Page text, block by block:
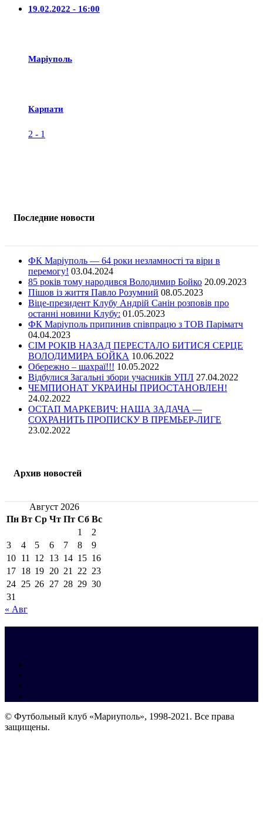
19.02.2022 - 16:00
Маріуполь
Карпати
2 - 1
Последние новости
ФК Маріуполь — 64 роки незламності та віри в
перемогу! 03.04.2024
85 років тому народився Володимир Бойко 20.09.2023
Пішов із життя Павло Розумний 08.05.2023
Віце-президент Клубу Андрій Санін розповів про
останні новини Клубу: 01.05.2023
ФК Маріуполь припинив співпрацю з ТОВ Паріматч
04.04.2023
СІМ РОКІВ НАЗАД ПЕРЕСТАЛО БИТИСЯ СЕРЦЕ
ВОЛОДИМИРА БОЙКА 10.06.2022
Обережно – шахраї!!! 10.05.2022
Відбулися Загальні збори учасників УПЛ 27.04.2022
ЧЕМПИОНАТ УКРАИНЫ ПРИОСТАНОВЛЕН!
24.02.2022
ОСТАП МАРКЕВИЧ: НАША ЗАДАЧА —
СОХРАНИТЬ ПРОПИСКУ В ПРЕМЬЕР-ЛИГЕ
23.02.2022
Архив новостей
Август 2026
Пн Вт Ср Чт Пт Сб Вс
1
2
3
4 5 6 7 8
9
10 11 12 13 14 15 16
17 18 19 20 21 22 23
24 25 26 27 28 29 30
31
« Авг
© Футбольный клуб «Мариуполь», 1998-2021. Все права
защищены.